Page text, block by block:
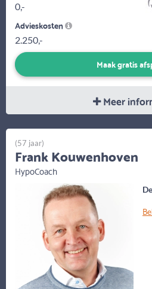
0,-
Advieskosten
2.250,-
Maak gratis
Meer
(57 jaar)
Frank Kouwenhoven
HypoCoach